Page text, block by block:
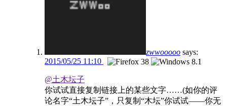
zwwooooo says:
2015/05/25 11:10
@土木坛子
你试试直接复制链接上的某些文字……(如你的评
论名字“土木坛子”，只复制“木坛”你试试——你无